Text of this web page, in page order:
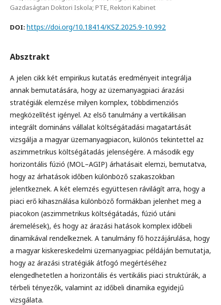
Gazdaságtan Doktori Iskola; PTE, Rektori Kabinet
DOI: https://doi.org/10.18414/KSZ.2025.9-10.992
Absztrakt
A jelen cikk két empirikus kutatás eredményeit integrálja
annak bemutatására, hogy az üzemanyagpiaci árazási
stratégiák elemzése milyen komplex, többdimenziós
megközelítést igényel. Az első tanulmány a vertikálisan
integrált domináns vállalat költségátadási magatartását
vizsgálja a magyar üzemanyagpiacon, különös tekintettel az
aszimmetrikus költségátadás jelenségére. A második egy
horizontális fúzió (MOL–AGIP) árhatásait elemzi, bemutatva,
hogy az árhatások időben különböző szakaszokban
jelentkeznek. A két elemzés együttesen rávilágít arra, hogy a
piaci erő kihasználása különböző formákban jelenhet meg a
piacokon (aszimmetrikus költségátadás, fúzió utáni
áremelések), és hogy az árazási hatások komplex időbeli
dinamikával rendelkeznek. A tanulmány fő hozzájárulása, hogy
a magyar kiskereskedelmi üzemanyagpiac példáján bemutatja,
hogy az árazási stratégiák átfogó megértéséhez
elengedhetetlen a horizontális és vertikális piaci struktúrák, a
térbeli tényezők, valamint az időbeli dinamika egyidejű
vizsgálata.